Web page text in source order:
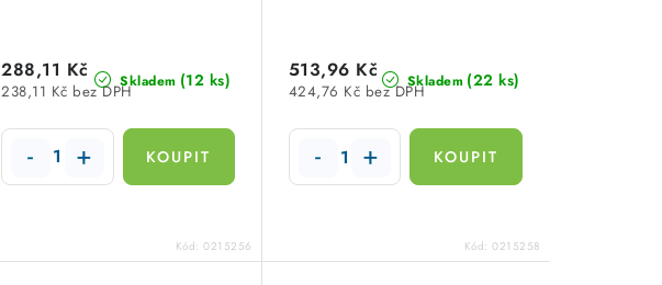
Skladem (12 ks)
238,11 Kč bez DPH
288,11 Kč
Kód:0215256
Skladem (22 ks)
424,76 Kč bez DPH
513,96 Kč
Kód:0215258